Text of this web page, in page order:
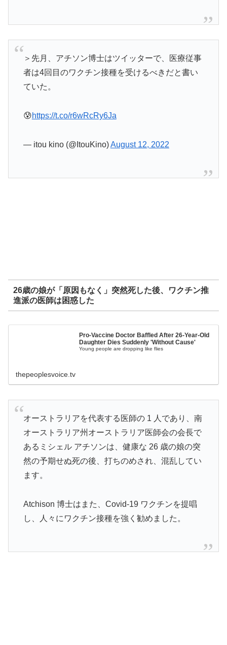
＞先月、アチソン博士はツイッターで、医療従事
者は4回目のワクチン接種を受けるべきだと書い
ていた。
😰https://t.co/r6wRcRy6Ja
— itou kino (@ItouKino)August 12, 2022
26歳の娘が「原因もなく」突然死した後、ワクチン推
進派の医師は困惑した
Pro-Vaccine Doctor Baffled After 26-Year-Old
Daughter Dies Suddenly 'Without Cause'
Young people are dropping like flies
thepeoplesvoice.tv
オーストラリアを代表する医師の 1 人であり、南
オーストラリア州オーストラリア医師会の会長で
あるミシェル アチソンは、健康な 26 歳の娘の突
然の予期せぬ死の後、打ちのめされ、混乱してい
ます。
Atchison 博士はまた、Covid-19 ワクチンを提唱
し、人々にワクチン接種を強く勧めました。